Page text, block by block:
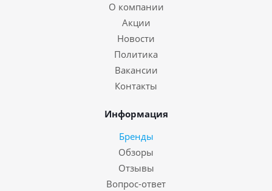
О компании
Акции
Новости
Политика
Вакансии
Контакты
Информация
Бренды
Обзоры
Отзывы
Вопрос-ответ